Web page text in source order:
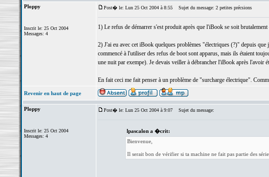
Ploppy
Inscrit le: 25 Oct 2004
Messages: 4
Post� le: Lun 25 Oct 2004 à 8:55 Sujet du message: 2 petites précsions
1) Le refus de démarrer s'est produit après que l'iBook se soit
2) J'ai eu avec cet iBook quelques problèmes "électriques (?)" depuis que
commencé à l'utiliser des refus de boot sont apparus, mais ils étaient
une nuit par exempe). Je devais veiller à débrancher l'iBook après l'avoir
En fait ceci me fait penser à un problème de "surcharge électrique".
Revenir en haut de page
Ploppy
Inscrit le: 25 Oct 2004
Messages: 4
Post� le: Lun 25 Oct 2004 à 9:07 Sujet du message:
lpascalon a �crit:
Bienvenue,
Il serait bon de vérifier si ta machine ne fait pas partie des